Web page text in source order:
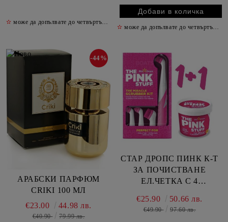
✫ може да допълвате до четвъртък включително
✫ може да допълвате до четвъртък включително
АРАБСКИ ПАРФЮМ
CRIKI 100 МЛ
-44%
€23.00 44.98 лв.
€40.90 79.99 лв.
СТАР ДРОПС ПИНК К-Т
ЗА ПОЧИСТВАНЕ
ЕЛ.ЧЕТКА С 4
ПАСТА ПИНК 850 ГР
€25.90 50.66 лв.
€49.90 97.60 лв.